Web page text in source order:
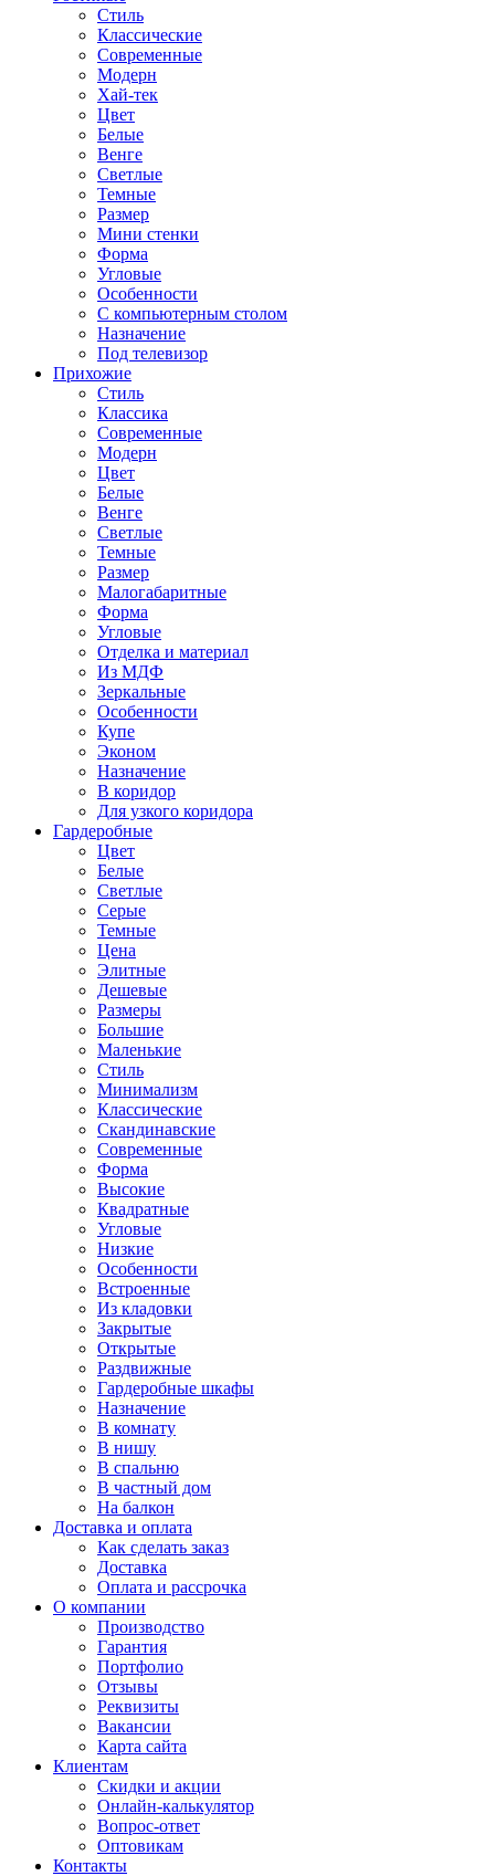
Стиль
Классические
Современные
Модерн
Хай-тек
Цвет
Белые
Венге
Светлые
Темные
Размер
Мини стенки
Форма
Угловые
Особенности
С компьютерным столом
Назначение
Под телевизор
Прихожие
Стиль
Классика
Современные
Модерн
Цвет
Белые
Венге
Светлые
Темные
Размер
Малогабаритные
Форма
Угловые
Отделка и материал
Из МДФ
Зеркальные
Особенности
Купе
Эконом
Назначение
В коридор
Для узкого коридора
Гардеробные
Цвет
Белые
Светлые
Серые
Темные
Цена
Элитные
Дешевые
Размеры
Большие
Маленькие
Стиль
Минимализм
Классические
Скандинавские
Современные
Форма
Высокие
Квадратные
Угловые
Низкие
Особенности
Встроенные
Из кладовки
Закрытые
Открытые
Раздвижные
Гардеробные шкафы
Назначение
В комнату
В нишу
В спальню
В частный дом
На балкон
Доставка и оплата
Как сделать заказ
Доставка
Оплата и рассрочка
О компании
Производство
Гарантия
Портфолио
Отзывы
Реквизиты
Вакансии
Карта сайта
Клиентам
Скидки и акции
Онлайн-калькулятор
Вопрос-ответ
Оптовикам
Контакты